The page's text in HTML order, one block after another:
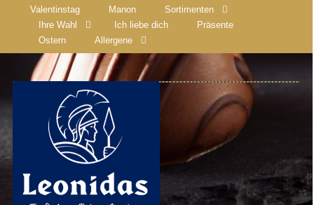
Valentinstag Manon
Sortimenten
Ihre Wahl
Ich liebe dich
Präsente
Ostern
Allergene